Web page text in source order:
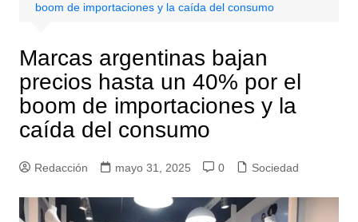
boom de importaciones y la caída del consumo
Marcas argentinas bajan
precios hasta un 40% por el
boom de importaciones y la
caída del consumo
Redacción mayo 31, 2025 0 Sociedad